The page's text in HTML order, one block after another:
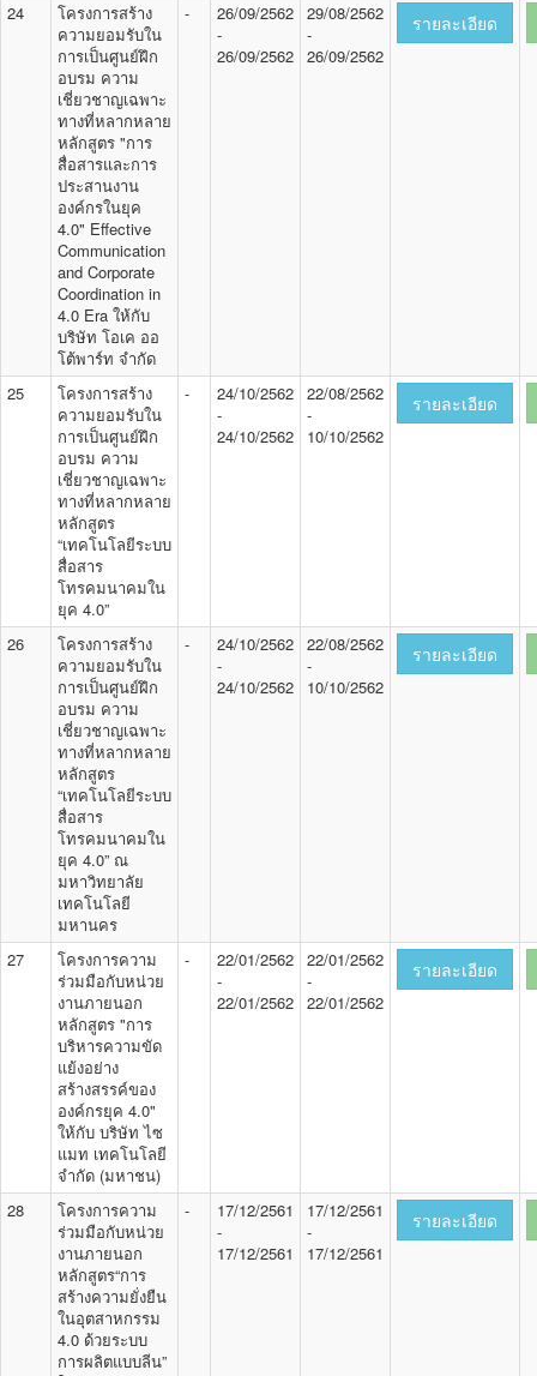
24
โครงการสร้าง
ความยอมรับใน
การเป็นศูนย์ฝึก
อบรม ความ
เชี่ยวชาญเฉพาะ
ทางที่หลากหลาย
หลักสูตร "การ
สื่อสารและการ
ประสานงาน
องค์กรในยุค
4.0" Effective
Communication
and Corporate
Coordination in
4.0 Era ให้กับ
บริษัท โอเค ออ
โต้พาร์ท จำกัด
-
26/09/2562
-
26/09/2562
29/08/2562
-
26/09/2562
รายละเอียด
25
โครงการสร้าง
ความยอมรับใน
การเป็นศูนย์ฝึก
อบรม ความ
เชี่ยวชาญเฉพาะ
ทางที่หลากหลาย
หลักสูตร
“เทคโนโลยีระบบ
สื่อสาร
โทรคมนาคมใน
ยุค 4.0”
-
24/10/2562
-
24/10/2562
22/08/2562
-
10/10/2562
รายละเอียด
26
โครงการสร้าง
ความยอมรับใน
การเป็นศูนย์ฝึก
อบรม ความ
เชี่ยวชาญเฉพาะ
ทางที่หลากหลาย
หลักสูตร
“เทคโนโลยีระบบ
สื่อสาร
โทรคมนาคมใน
ยุค 4.0” ณ
มหาวิทยาลัย
เทคโนโลยี
มหานคร
-
24/10/2562
-
24/10/2562
22/08/2562
-
10/10/2562
รายละเอียด
27
โครงการความ
ร่วมมือกับหน่วย
งานภายนอก
หลักสูตร "การ
บริหารความขัด
แย้งอย่าง
สร้างสรรค์ของ
องค์กรยุค 4.0"
ให้กับ บริษัท ไซ
แมท เทคโนโลยี
จำกัด (มหาชน)
-
22/01/2562
-
22/01/2562
22/01/2562
-
22/01/2562
รายละเอียด
28
โครงการความ
ร่วมมือกับหน่วย
งานภายนอก
หลักสูตร“การ
สร้างความยั่งยืน
ในอุตสาหกรรม
4.0 ด้วยระบบ
การผลิตแบบลีน”
-
17/12/2561
-
17/12/2561
17/12/2561
-
17/12/2561
รายละเอียด